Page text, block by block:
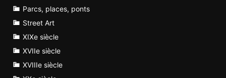
Parcs, places, ponts
Street Art
XIXe siècle
XVIIe siècle
XVIIIe siècle